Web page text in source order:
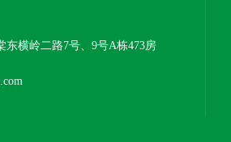
东横岭二路7号、9号A栋473房